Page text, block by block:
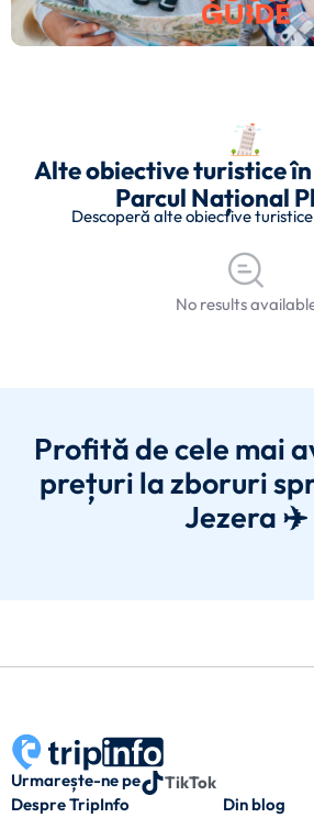
Alte obiective turistice
Parcul Național
Descoperă alte obiective
No results
Profită de cele mai
prețuri la zboruri
Jezera ✈️
Urmarește-ne pe
TikTok
Despre TripInfo
Din blog